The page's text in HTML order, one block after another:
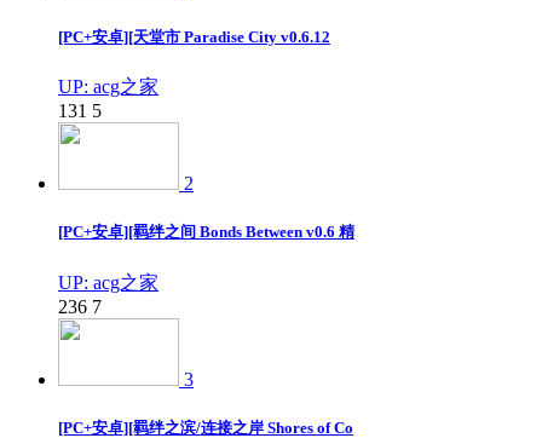
[PC+安卓][天堂市 Paradise City v0.6.12
UP: acg之家
131 5
2
[PC+安卓][羁绊之间 Bonds Between v0.6 精
UP: acg之家
236 7
3
[PC+安卓][羁绊之滨/连接之岸 Shores of Co